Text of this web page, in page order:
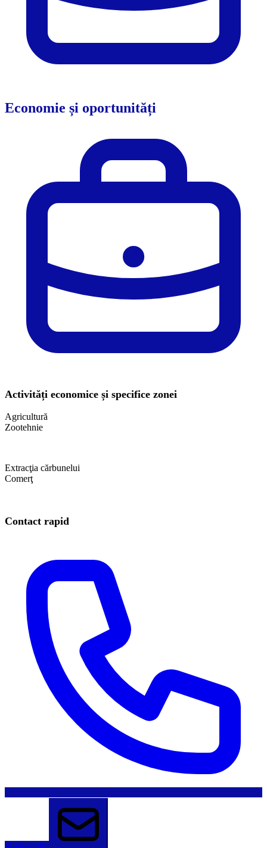
Economie și oportunități
Activități economice și specifice zonei
Agricultură
Zootehnie
Extracţia cărbunelui
Comerţ
Contact rapid
Sună acum